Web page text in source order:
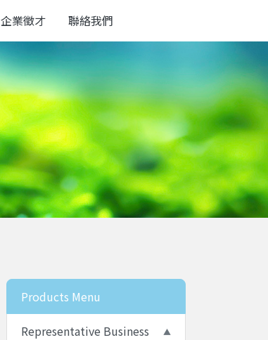
企業徵才 聯絡我們
Products Menu
Representative Business